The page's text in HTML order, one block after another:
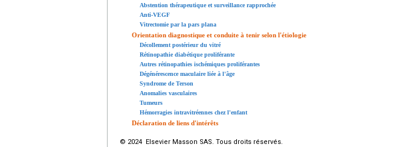
Abstention thérapeutique et surveillance rapprochée
Anti-VEGF
Vitrectomie par la pars plana
Orientation diagnostique et conduite à tenir selon l'étiologie
Décollement postérieur du vitré
Rétinopathie diabétique proliférante
Autres rétinopathies ischémiques proliférantes
Dégénérescence maculaire liée à l'âge
Syndrome de Terson
Anomalies vasculaires
Tumeurs
Hémorragies intravitréennes chez l'enfant
Déclaration de liens d'intérêts
© 2024 Elsevier Masson SAS. Tous droits réservés.